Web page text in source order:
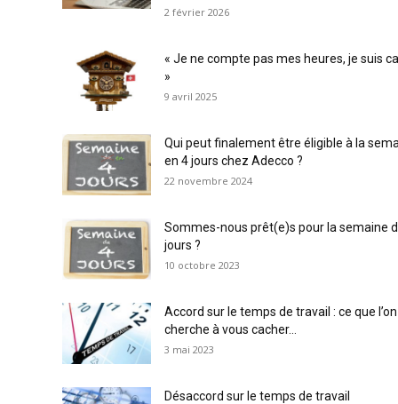
2 février 2026
« Je ne compte pas mes heures, je suis
»
9 avril 2025
Qui peut finalement être éligible à la
en 4 jours chez Adecco ?
22 novembre 2024
Sommes-nous prêt(e)s pour la semaine
jours ?
10 octobre 2023
Accord sur le temps de travail : ce que l’on
cherche à vous cacher…
3 mai 2023
Désaccord sur le temps de travail